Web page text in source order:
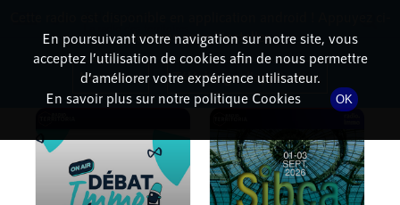
PODCASTS
En poursuivant votre navigation sur notre site, vous
acceptez l’utilisation de cookies afin de nous permettre
d’améliorer votre expérience utilisateur.
En savoir plus sur notre politique Cookies
OK
dessous pour l'installer.
Non merci Télécharger l'application